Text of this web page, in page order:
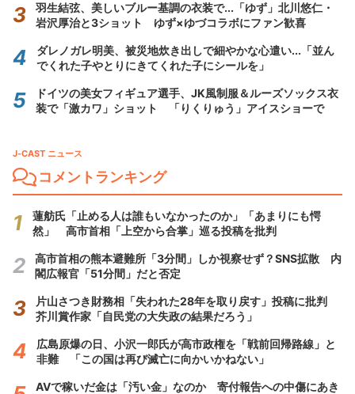
羽生結弦、美しいブルー基調の衣装で...「ゆず」北川悠仁・
岩沢厚治と3ショット ゆず×ゆづコラボにファン歓喜
ダレノガレ明美、被災地炊き出しで細やかな心遣い...「並ん
でくれた子やとりにきてくれた子にシールを」
ドイツの美女フィギュア選手、JK風制服＆ルーズソックス衣
装で「激カワ」ショット 「りくりゅう」アイスショーで
J-CAST ニュース
コメントランキング
蓮舫氏「止める人は誰もいなかったのか」「あまりにも愕
然」 高市首相「上空から合掌」巡る投稿を批判
高市首相の熊本避難所「3分間」しか視察せず？SNS拡散 内
閣広報官「51分間」だと否定
片山さつき財務相「失われた28年を取り戻す」投稿に批判
芥川賞作家「自民党の大失政の結果だろう」
広島原爆の日、小沢一郎氏が高市政権を「戦前回帰路線」と
非難 「この国は再び滅亡に向かいかねない」
AVで稼いだ金は「汚い金」なのか 寄付報告への中傷にあき